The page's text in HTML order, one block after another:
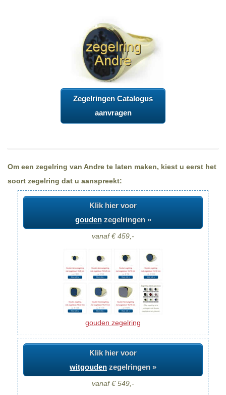
Zegelringen Catalogus
aanvragen
Om een zegelring van Andre te laten maken, kiest u eerst het
soort zegelring dat u aanspreekt:
Klik hier voor
goudenzegelringen »
vanaf € 459,-
gouden zegelring
Klik hier voor
witgouden zegelringen »
vanaf € 549,-